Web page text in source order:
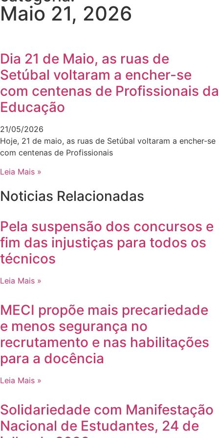
Maio 21, 2026
Dia 21 de Maio, as ruas de
Setúbal voltaram a encher-se
com centenas de Profissionais da
Educação
21/05/2026
Hoje, 21 de maio, as ruas de Setúbal voltaram a encher-se
com centenas de Profissionais
Leia Mais »
Noticias Relacionadas
Pela suspensão dos concursos e
fim das injustiças para todos os
técnicos
Leia Mais »
MECI propõe mais precariedade
e menos segurança no
recrutamento e nas habilitações
para a docência
Leia Mais »
Solidariedade com Manifestação
Nacional de Estudantes, 24 de